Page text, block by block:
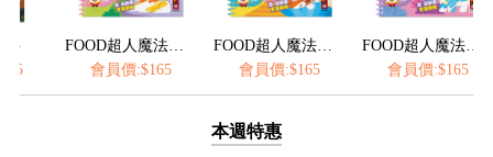
FOOD超人魔法水畫筆-動物王國
會員價:$165
FOOD超人魔法水畫筆-海洋樂園
會員價:$165
FOOD超人魔法水畫筆-恐龍世界
會員價:$165
本週特惠